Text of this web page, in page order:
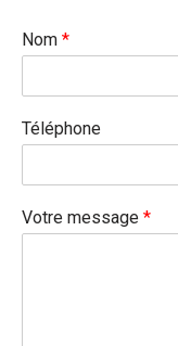
Nom *
Téléphone
Votre message *